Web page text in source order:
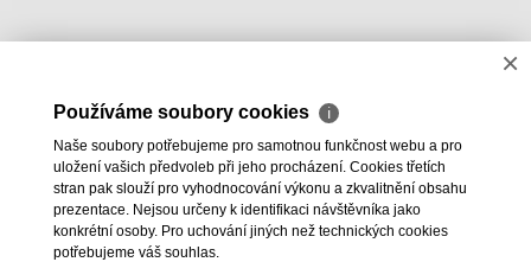
×
Používáme soubory cookies ℹ
Naše soubory potřebujeme pro samotnou funkčnost webu a pro
uložení vašich předvoleb při jeho procházení. Cookies třetích
stran pak slouží pro vyhodnocování výkonu a zkvalitnění obsahu
prezentace. Nejsou určeny k identifikaci návštěvníka jako
konkrétní osoby. Pro uchování jiných než technických cookies
potřebujeme váš souhlas.